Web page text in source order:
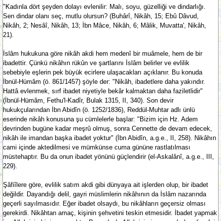
"Kadınla dört şeyden dolayı evlenilir: Malı, soyu, güzelliği ve dindarlığı.
Sen dindar olanı seç, mutlu olursun? (Buhârî, Nikâh, 15; Ebû Dâvud,
Nikâh, 2; Nesâî, Nikâh, 13; İbn Mâce, Nikâh, 6; Mâlik, Muvatta', Nikâh,
21).
İslâm hukukuna göre nikâh akdi hem medenî bir muâmele, hem de bir
ibadettir. Çünkü nikâhın rükûn ve şartlarını İslâm belirler ve evlilik
sebebiyle eşlerin pek büyük ecirlere ulaşacakları açıklanır. Bu konuda
İbnül-Hümâm (ö. 861/1457) şöyle der: "Nikâh, ibadetlere daha yakındır.
Hattâ evlenmek, sırf ibadet niyetiyle bekâr kalmaktan daha faziletlidir"
(İbnül-Hümâm, Fethu'l-Kadîr, Bulak 1315, II, 340). Son devir
hukukçularından İbn Abidîn (ö. 1252/1836), Reddül-Muhtar adlı ünlü
eserinde nikâh konusuna şu cümlelerle başlar: "Bizim için Hz. Adem
devrinden bugüne kadar meşrû olmuş, sonra Cennette de devam edecek,
nikâh ile imandan başka ibadet yoktur" (İbn Abidîn, a.g.e., II, 258). Nikâhın
cami içinde aktedilmesi ve mümkünse cuma gününe rastlatılması
müstehaptır. Bu da onun ibadet yönünü güçlendirir (el-Askalânî, a.g.e., III,
229).
Şâfiîlere göre, evlilik satım akdi gibi dünyaya ait işlerden olup, bir ibadet
değildir. Dayandığı delil, gayri müslimlerin nikâhının da İslâm nazarında
geçerli sayılmasıdır. Eğer ibadet olsaydı, bu nikâhların geçersiz olması
gerekirdi. Nikâhtan amaç, kişinin şehvetini teskin etmesidir. İbadet yapmak